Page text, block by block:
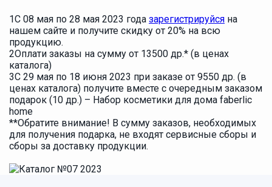
1С 08 мая по 28 мая 2023 года зарегистрируйся на
нашем сайте и получите скидку от 20% на всю
продукцию.
2Оплати заказы на сумму от 13500 др.* (в ценах
каталога)
3С 29 мая по 18 июня 2023 при заказе от 9550 др. (в
ценах каталога) получите вместе с очередным заказом
подарок (10 др.) – Набор косметики для дома faberlic
home
**Обратите внимание! В сумму заказов, необходимых
для получения подарка, не входят сервисные сборы и
сборы за доставку продукции.